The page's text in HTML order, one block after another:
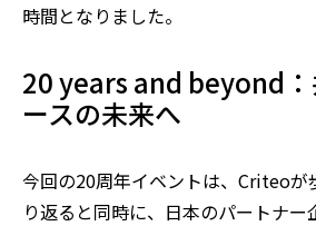
時間となりました。
20 years and beyond
ースの未来へ
今回の20周年イベントは、Criteoが
り返ると同時に、日本のパートナ